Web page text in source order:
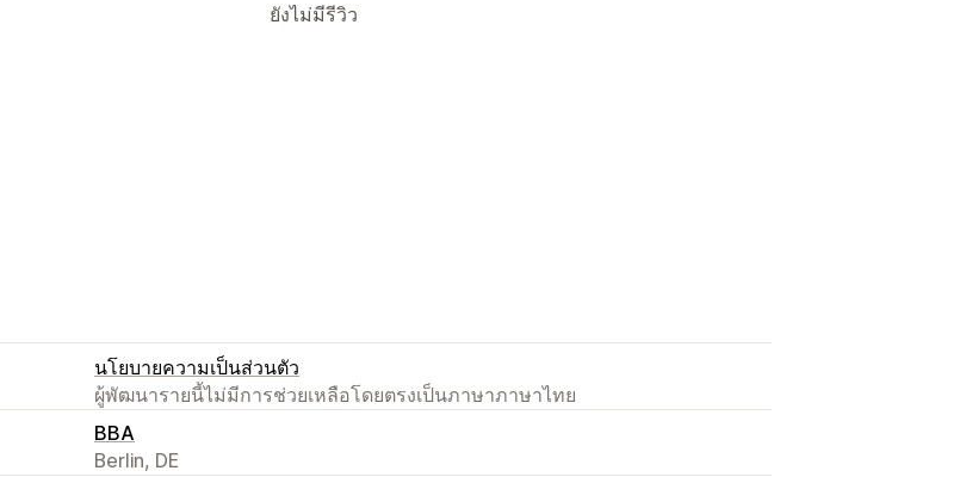
ยังไม่มีรีวิว
นโยบายความเป็นส่วนตัว
ผู้พัฒนารายนี้ไม่มีการช่วยเหลือโดยตรงเป็นภาษาภาษาไทย
BBA
Berlin, DE